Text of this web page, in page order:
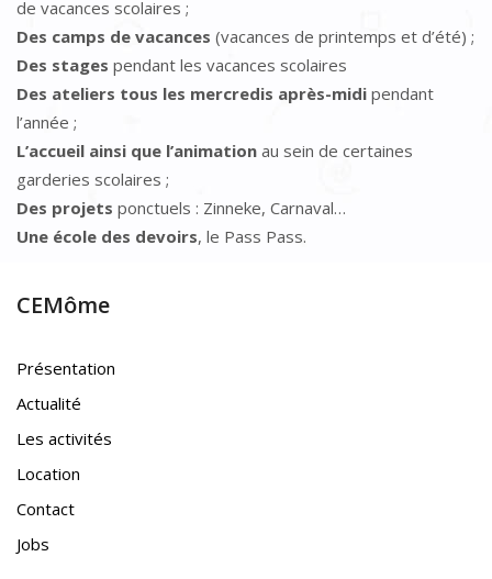
de vacances scolaires ;
Des camps de vacances (vacances de printemps et d’été) ;
Des stages pendant les vacances scolaires
Des ateliers tous les mercredis après-midi pendant
l’année ;
L’accueil ainsi que l’animation au sein de certaines
garderies scolaires ;
Des projets ponctuels : Zinneke, Carnaval…
Une école des devoirs, le Pass Pass.
CEMôme
Présentation
Actualité
Les activités
Location
Contact
Jobs